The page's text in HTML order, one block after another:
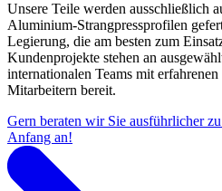
Unsere Teile werden ausschließlich
Aluminium-Strangpressprofilen
Legierung, die am besten zum
Kundenprojekte stehen an
internationalen Teams mit
Mitarbeitern bereit.
Gern beraten wir Sie ausführlicher
Anfang an!